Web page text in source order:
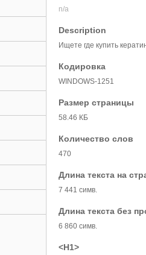
n/a
Description
Ищете где купить
Кодировка
WINDOWS-1251
Размер страницы
58.46 КБ
Количество слов
470
Длина текста на
7 441 симв.
Длина текста без
6 860 симв.
<H1>